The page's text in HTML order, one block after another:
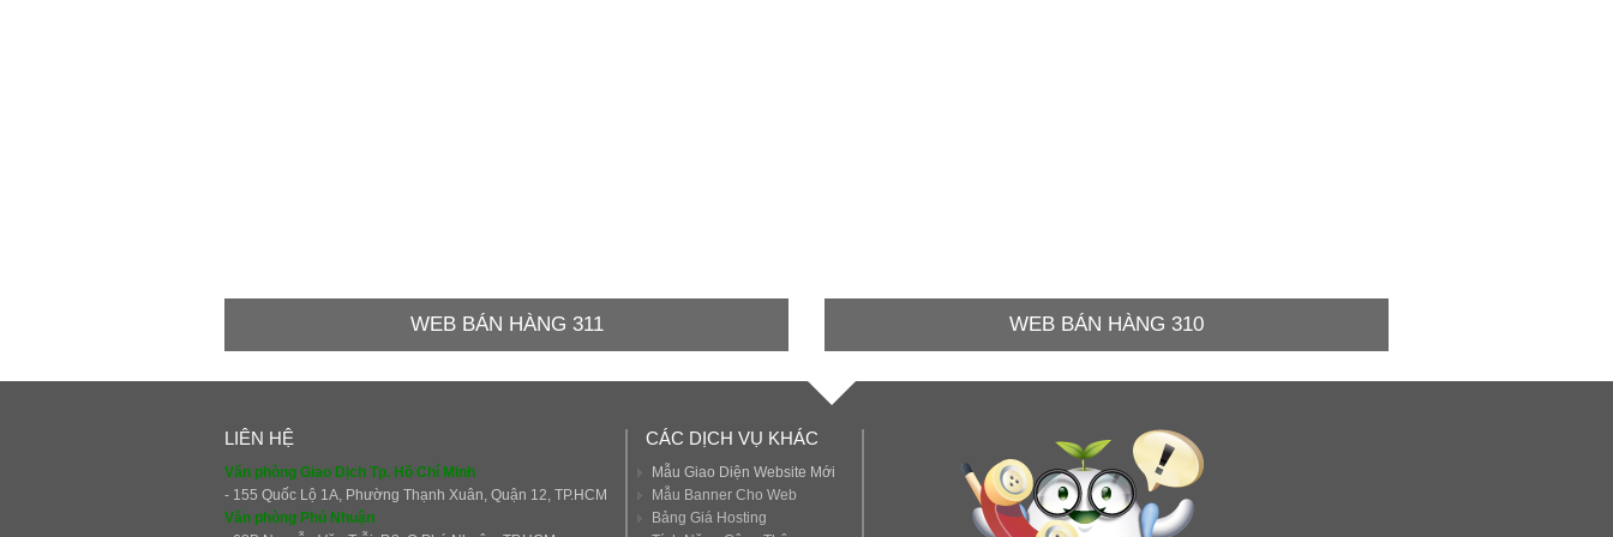
WEB BÁN HÀNG 311 WEB BÁN HÀNG 310
LIÊN HỆ
Văn phòng Giao Dịch Tp. Hồ Chí Minh
- 155 Quốc Lộ 1A, Phường Thạnh Xuân, Quận 12, TP.HCM
Văn phòng Phú Nhuận
CÁC DỊCH VỤ KHÁC
Mẫu Giao Diện Website Mới
Mẫu Banner Cho Web
Bảng Giá Hosting